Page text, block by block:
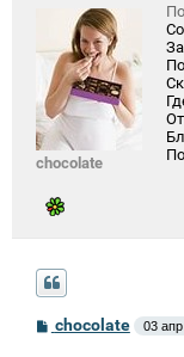
chocolate
С
о
chocolate 03